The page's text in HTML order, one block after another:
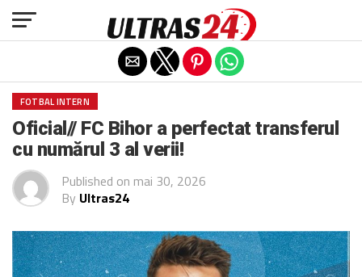
FOTBAL INTERN
Oficial// FC Bihor a perfectat transferul
cu numărul 3 al verii!
Published on mai 30, 2026
By Ultras24
Exit mobile version